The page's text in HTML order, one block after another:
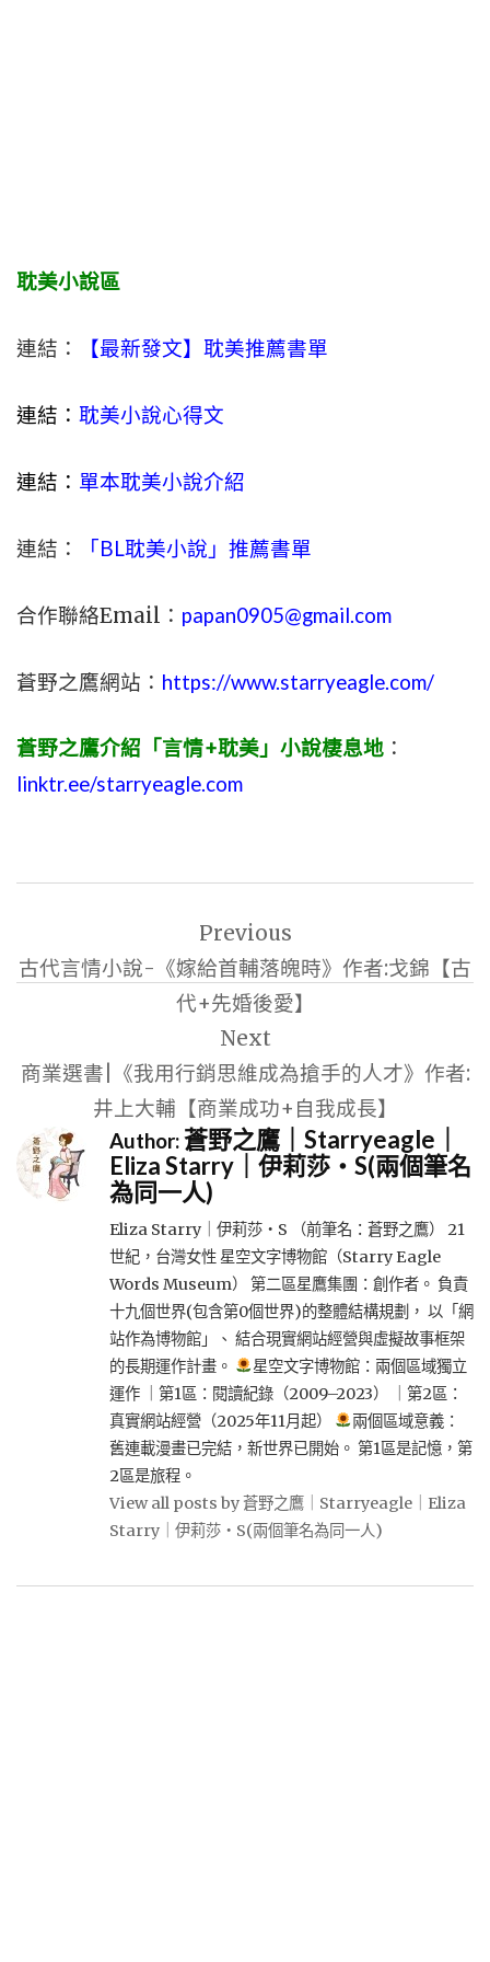
耽美小說區
連結： 【最新發文】耽美推薦書單
連結： 耽美小說心得文
連結： 單本耽美小說介紹
連結： 「BL耽美小說」推薦書單
合作聯絡Email： papan0905@gmail.com
蒼野之鷹網站： https://www.starryeagle.com/
蒼野之鷹介紹「言情+耽美」小說棲息地 ：
linktr.ee/starryeagle.com
導
Previous
古代言情小說-《嫁給首輔落魄時》作者:戈錦【古
代+先婚後愛】
Next
商業選書|《我用行銷思維成為搶手的人才》作者:
井上大輔【商業成功+自我成長】
Author:蒼野之鷹｜Starryeagle｜
Eliza Starry｜伊莉莎・S(兩個筆名
為同一人)
Eliza Starry｜伊莉莎・S （前筆名：蒼野之鷹） 21
世紀，台灣女性 星空文字博物館（Starry Eagle
Words Museum） 第二區星鷹集團：創作者。 負責
十九個世界(包含第0個世界)的整體結構規劃， 以「網
站作為博物館」、 結合現實網站經營與虛擬故事框架
的長期運作計畫。
星空文字博物館：兩個區域獨立
運作 ｜第1區：閱讀紀錄（2009–2023） ｜第2區：
真實網站經營（2025年11月起）
兩個區域意義：
舊連載漫畫已完結，新世界已開始。 第1區是記憶，第
2區是旅程。
View all posts by 蒼野之鷹｜Starryeagle｜Eliza
Starry｜伊莉莎・S(兩個筆名為同一人)